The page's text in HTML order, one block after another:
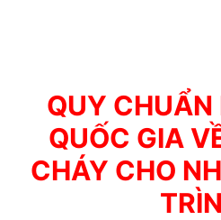
QUY
QUỐC GIA
CHÁY CHO